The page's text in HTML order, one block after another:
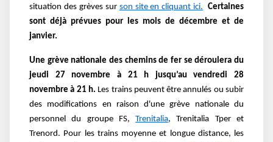
situation des grèves sur son site en cliquant ici.
Certaines
sont déjà prévues pour les mois de décembre et de
janvier.
Une grève nationale des chemins de fer se déroulera du
jeudi 27 novembre à 21 h jusqu’au vendredi 28
novembre à 21 h. Les trains peuvent être annulés ou subir
des modifications en raison d'une grève nationale du
personnel du groupe FS,Trenitalia, Trenitalia Tper et
Trenord. Pour les trains moyenne et longue distance, les